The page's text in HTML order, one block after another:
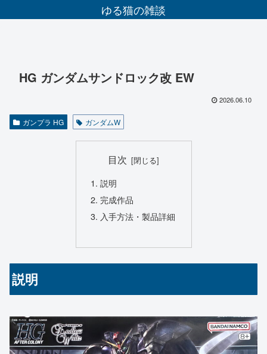
ゆる猫の雑談
HG ガンダムサンドロック改 EW
2026.06.10
ガンプラ HG ガンダムW
目次
説明
完成作品
入手方法・製品詳細
説明